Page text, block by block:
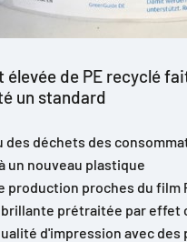
élevée de PE recyclé
un standard
des déchets des
un nouveau plastique
production proches du film
prétraitée par effet
d'impression avec des